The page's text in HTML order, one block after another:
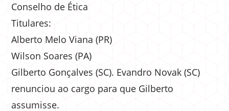
Conselho de Ética
Titulares:
Alberto Melo Viana (PR)
Wilson Soares (PA)
Gilberto Gonçalves (SC). Evandro Novak (SC)
renunciou ao cargo para que Gilberto
assumisse.